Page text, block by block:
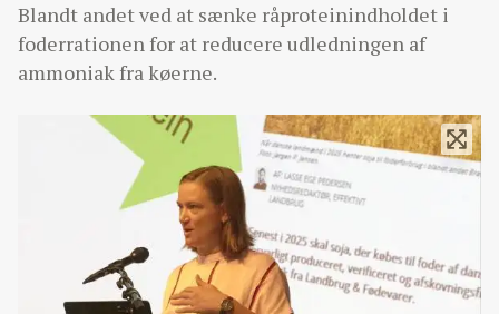
Blandt andet ved at sænke råproteinindholdet i
foderrationen for at reducere udledningen af
ammoniak fra køerne.